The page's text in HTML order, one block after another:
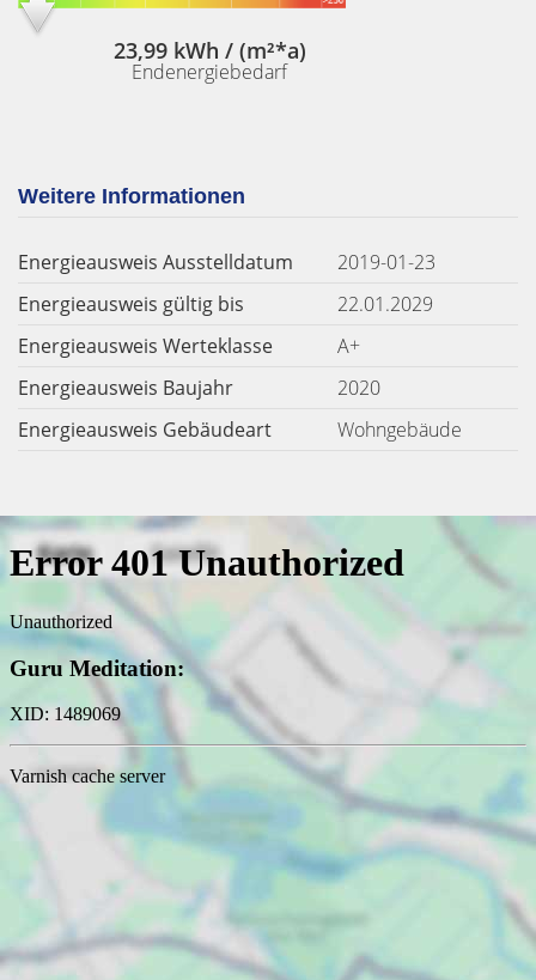
23,99 kWh / (m²*a)
Endenergiebedarf
Weitere Informationen
Energieausweis Ausstelldatum
2019-01-23
Energieausweis gültig bis
22.01.2029
Energieausweis Werteklasse
A+
Energieausweis Baujahr
2020
Energieausweis Gebäudeart
Wohngebäude